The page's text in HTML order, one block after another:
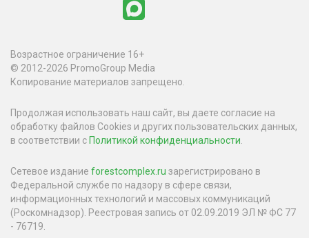
Возрастное ограничение 16+
© 2012-2026 PromoGroup Media
Копирование материалов запрещено.
Продолжая использовать наш сайт, вы даете согласие на
обработку файлов Cookies и других пользовательских данных,
в соответствии с Политикой конфиденциальности
Сетевое издание forestcomplex.ru зарегистрировано в
Федеральной службе по надзору в сфере связи,
информационных технологий и массовых коммуникаций
(Роскомнадзор). Реестровая запись от 02.09.2019 ЭЛ № ФС 77
- 76719.